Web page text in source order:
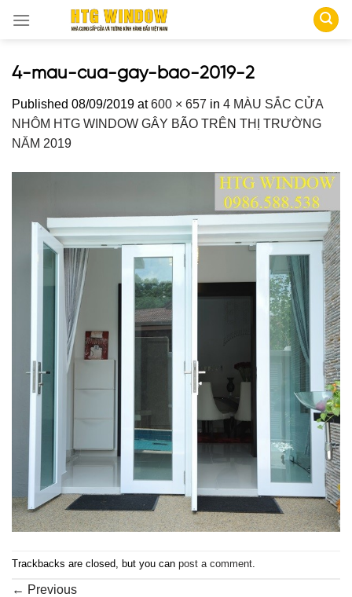
4-mau-cua-gay-bao-2019-2
Published 08/09/2019 at600 × 657 in 4 MÀU SẮC CỬA
NHÔM HTG WINDOW GÂY BÃO TRÊN THỊ TRƯỜNG
NĂM 2019
Trackbacks are closed, but you can post a comment.
← Previous